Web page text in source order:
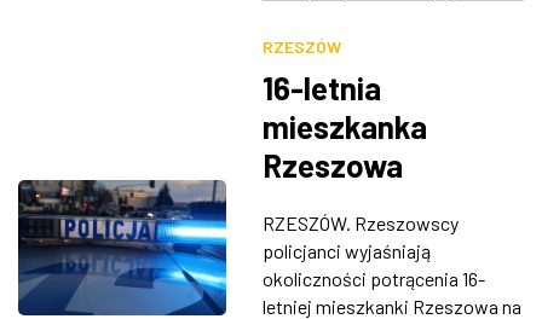
RZESZÓW
16-letnia
mieszkanka
Rzeszowa
przejściu dla
pieszych
RZESZÓW. Rzeszowscy
policjanci wyjaśniają
okoliczności potrącenia 16-
letniej mieszkanki Rzeszowa na